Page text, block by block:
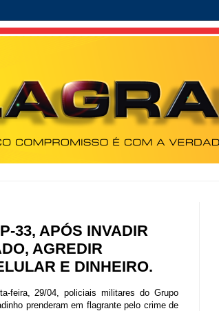
33, APÓS INVADIR
AGREDIR
E DINHEIRO.
feira, 29/04, policiais militares do Grupo
prenderam em flagrante pelo crime de